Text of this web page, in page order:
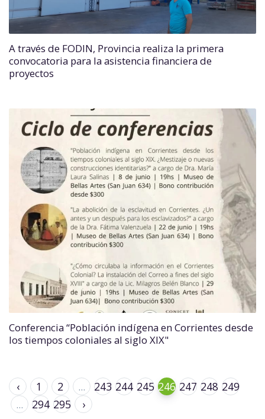
A través de FODIN, Provincia realiza la primera
convocatoria para la asistencia financiera de
proyectos
Conferencia “Población indígena en Corrientes desde
los tiempos coloniales al siglo XIX"
‹ 1 2 ... 243 244 245 246 247 248 249
...
294 295 ›